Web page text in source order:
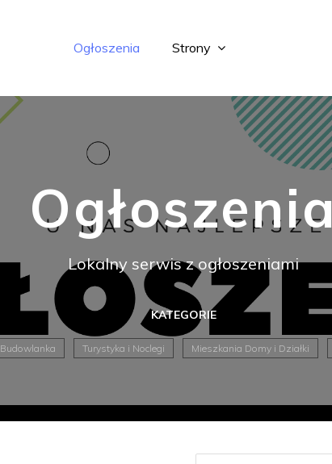
Ogłoszenia Strony
Ogłoszenia
Lokalny serwis z ogłoszeniami
KATEGORIE
Budowlanka Turystyka i Noclegi Mieszkania Domy i Działki